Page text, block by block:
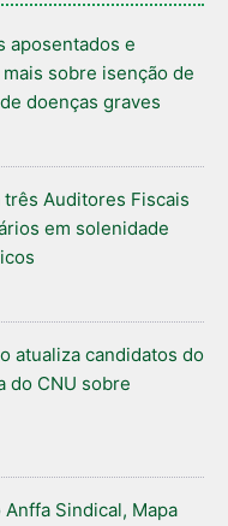
aposentados e
sobre isenção de
doenças graves
Auditores Fiscais
em solenidade
atualiza candidatos do
do CNU sobre
Sindical, Mapa